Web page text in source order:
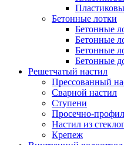
Бетонные лотки
Бетонные
Бетонные
Бетонные
Бетонные
Решетчатый настил
Прессованный
Сварной настил
Ступени
Просечно-
Настил из
Крепеж